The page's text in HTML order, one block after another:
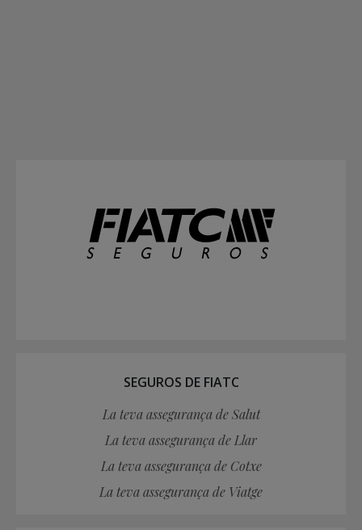
SEGUROS DE FIATC
La teva assegurança de Salut
La teva assegurança de Llar
La teva assegurança de Cotxe
La teva assegurança de Viatge